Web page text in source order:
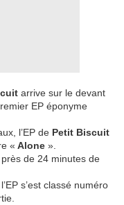
arrive sur le devant
EP éponyme
l’EP de Petit Biscuit
« Alone ».
de 24 minutes de
s’est classé numéro